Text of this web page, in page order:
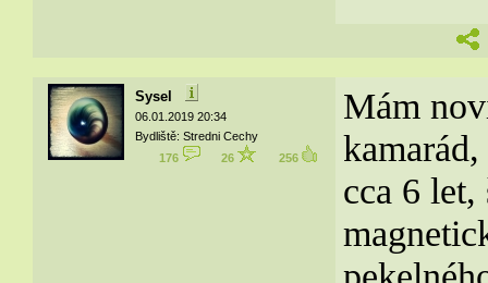
Sysel
06.01.2019 20:34
Bydliště: Stredni Cechy
176
26 256
Mám
cca 6